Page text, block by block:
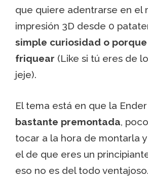
que quiere adentrarse en el
impresión 3D desde 0
simple curiosidad o
friquear (Like si tú eres de
jeje).
El tema está en que la
bastante premontada,
tocar a la hora de montarla
el de que eres un
eso no es del todo ventajoso.